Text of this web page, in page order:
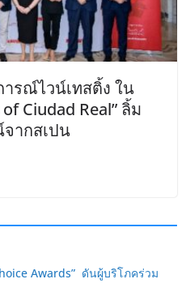
รณ์ไวน์เทสติ้ง ใน
Ciudad Real” ลิ้ม
ากสเปน
Awards” ดันผู้บริโภคร่วม